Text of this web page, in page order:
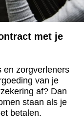
met je
en zorgverleners
van je
af? Dan
staan als je
betalen.